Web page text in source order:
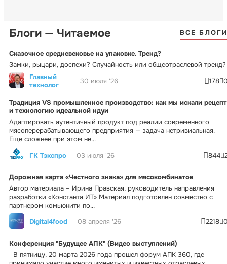
Блоги — Читаемое ВСЕ
Сказочное средневековье на упаковке. Тренд?
Замки, рыцари, доспехи? Случайность или общеотраслевой тренд?
Главный
технолог
30 июля '26 178
Традиция VS промышленное производство: как мы искали рецепт
и технологию идеальной ндуи
Адаптировать аутентичный продукт под реалии современного
мясоперерабатывающего предприятия — задача нетривиальная.
Еще сложнее при этом не...
ГК Тэкспро
03 июля '26 844
Дорожная карта «Честного знака» для мясокомбинатов
Автор материала – Ирина Правская, руководитель направления
разработки «Константа ИТ» Материал подготовлен совместно с
партнером комьюнити по...
Digital4food
08 апреля '26 2218
Конференция "Будущее АПК" (Видео выступлений)
В пятницу, 20 марта 2026 года прошел форум АПК 360, где